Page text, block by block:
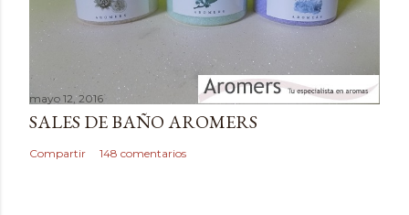
mayo 12, 2016
SALES DE BAÑO AROMERS
Compartir 148 comentarios